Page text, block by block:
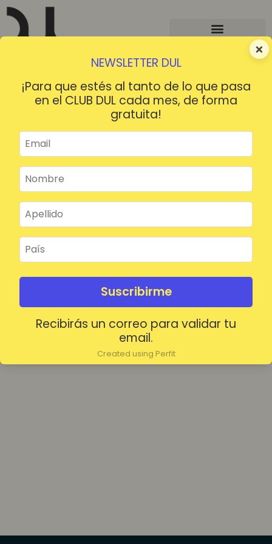
×
NEWSLETTER DUL
¡Para que estés al tanto de lo que pasa
en el CLUB DUL cada mes, de forma
gratuita!
Suscribirme
Recibirás un correo para validar tu
email.
Created using Perfit
¡HOLA!
Mantenerme conectado
Acceder